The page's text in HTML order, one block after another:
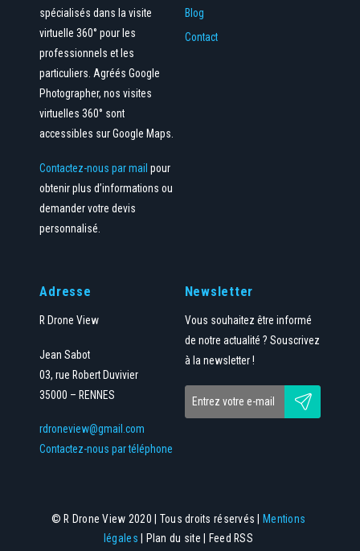
spécialisés dans la visite
virtuelle 360° pour les
professionnels et les
particuliers. Agréés Google
Photographer, nos visites
virtuelles 360° sont
accessibles sur Google Maps.
Contactez-nous par mail pour
obtenir plus d’informations ou
demander votre devis
personnalisé.
Blog
Contact
Adresse
R Drone View
Jean Sabot
03, rue Robert Duvivier
35000 – RENNES
rdroneview@gmail.com
Contactez-nous par téléphone
Newsletter
Vous souhaitez être informé
de notre actualité ? Souscrivez
à la newsletter !
© R Drone View 2020 | Tous droits réservés |
Mentions
légales | Plan du site | Feed RSS